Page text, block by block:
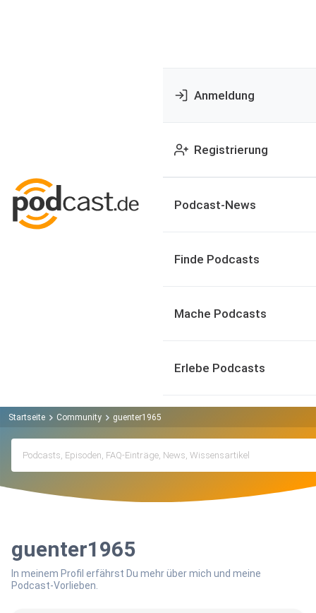
Anmeldung
Registrierung
Podcast-News
Finde Podcasts
Mache Podcasts
Erlebe Podcasts
Startseite Community guenter1965
guenter1965
In meinem Profil erfährst Du mehr über mich und meine
Podcast-Vorlieben.